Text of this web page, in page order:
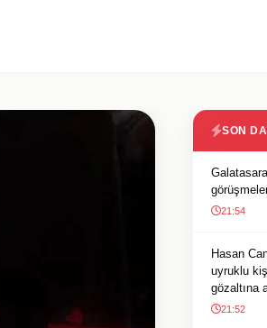
SON
21:54
Hasan
uyruklu
gözaltına
21:52